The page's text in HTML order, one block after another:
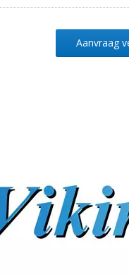
Aanvraag